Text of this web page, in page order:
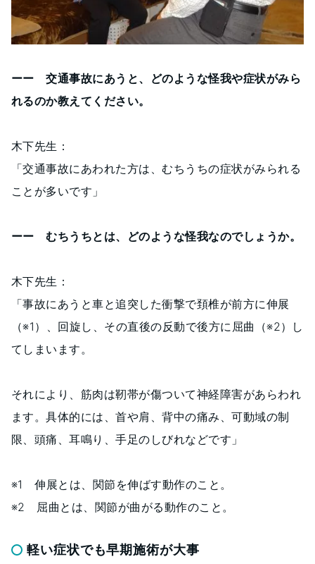
ーー 交通事故にあうと、どのような怪我や症状がみら
れるのか教えてください。
木下先生：
「交通事故にあわれた方は、むちうちの症状がみられる
ことが多いです」
ーー むちうちとは、どのような怪我なのでしょうか。
木下先生：
「事故にあうと車と追突した衝撃で頚椎が前方に伸展
（※1）、回旋し、その直後の反動で後方に屈曲（※2）し
てしまいます。
それにより、筋肉は靭帯が傷ついて神経障害があらわれ
ます。具体的には、首や肩、背中の痛み、可動域の制
限、頭痛、耳鳴り、手足のしびれなどです」
※1 伸展とは、関節を伸ばす動作のこと。
※2 屈曲とは、関節が曲がる動作のこと。
軽い症状でも早期施術が大事